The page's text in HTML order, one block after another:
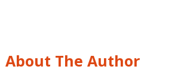
About The Author